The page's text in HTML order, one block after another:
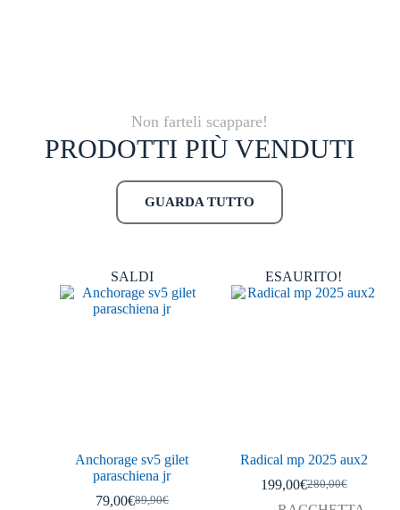
Non farteli scappare!
PRODOTTI PIÙ VENDUTI
GUARDA TUTTO
SALDI
Anchorage sv5 gilet
paraschiena jr
89,90€
79,00€
ESAURITO!
Radical mp 2025 aux2
280,00€
199,00€